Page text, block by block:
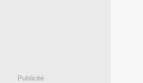
Publicité